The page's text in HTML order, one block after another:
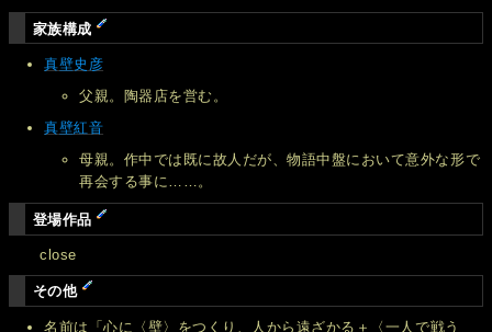
家族構成
真壁史彦
父親。陶器店を営む。
真壁紅音
母親。作中では既に故人だが、物語中盤において意外な形で
再会する事に……。
登場作品
close
その他
名前は「心に〈壁〉をつくり、人から遠ざかる＋〈一人で戦う